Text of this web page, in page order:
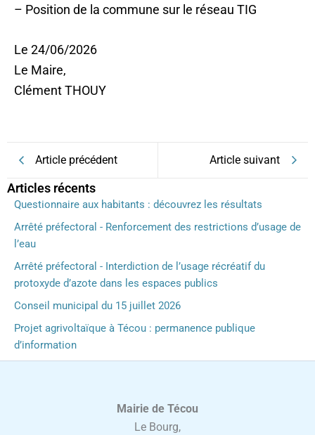
– Position de la commune sur le réseau TIG
Le 24/06/2026
Le Maire,
Clément THOUY
Article précédent Article suivant
Articles récents
Questionnaire aux habitants : découvrez les résultats
Arrêté préfectoral - Renforcement des restrictions d’usage de
l’eau
Arrêté préfectoral - Interdiction de l’usage récréatif du
protoxyde d’azote dans les espaces publics
Conseil municipal du 15 juillet 2026
Projet agrivoltaïque à Técou : permanence publique
d’information
Mairie de Técou
Le Bourg,